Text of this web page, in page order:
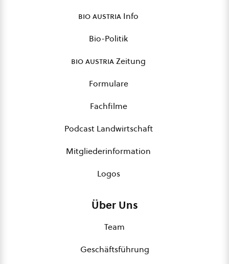
bio austria Info
Bio-Politik
bio austriaZeitung
Formulare
Fachfilme
Podcast Landwirtschaft
Mitgliederinformation
Logos
Über Uns
Team
Geschäftsführung